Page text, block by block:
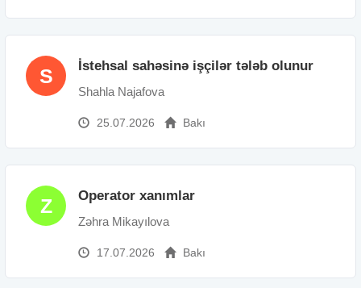
S İstehsal sahəsinə işçilər tələb olunur
Shahla Najafova
25.07.2026 Bakı
Z Operator xanımlar
Zəhra Mikayılova
17.07.2026 Bakı